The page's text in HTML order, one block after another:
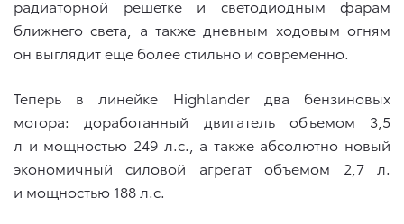
радиаторной решетке и светодиодным фарам
ближнего света, а также дневным ходовым огням
он выглядит еще более стильно и современно.
Теперь в линейке Highlander два бензиновых
мотора: доработанный двигатель объемом 3,5
л и мощностью 249 л.с., а также абсолютно новый
экономичный силовой агрегат объемом 2,7 л.
и мощностью 188 л.с.